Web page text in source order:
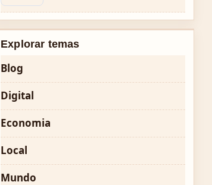
Explorar temas
Blog
Digital
Economia
Local
Mundo